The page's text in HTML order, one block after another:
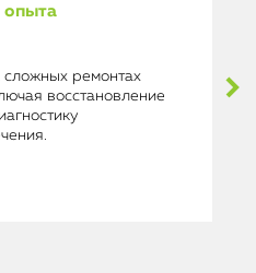
опыта
сложных ремонтах
восстановление